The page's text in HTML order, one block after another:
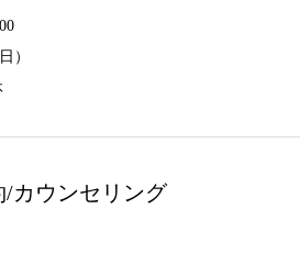
）
/カウンセリング